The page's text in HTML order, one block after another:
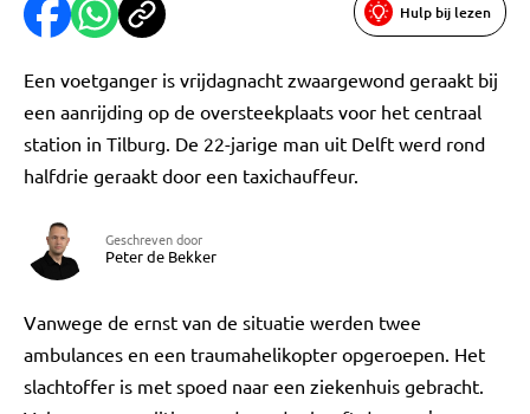
Hulp bij lezen
Een voetganger is vrijdagnacht zwaargewond geraakt bij
een aanrijding op de oversteekplaats voor het centraal
station in Tilburg. De 22-jarige man uit Delft werd rond
halfdrie geraakt door een taxichauffeur.
Geschreven door
Peter de Bekker
Vanwege de ernst van de situatie werden twee
ambulances en een traumahelikopter opgeroepen. Het
slachtoffer is met spoed naar een ziekenhuis gebracht.